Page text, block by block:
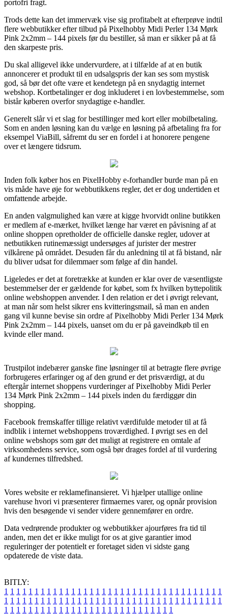
portofri fragt.
Trods dette kan det immervæk vise sig profitabelt at efterprøve indtil
flere webbutikker efter tilbud på Pixelhobby Midi Perler 134 Mørk
Pink 2x2mm – 144 pixels før du bestiller, så man er sikker på at få
den skarpeste pris.
Du skal alligevel ikke undervurdere, at i tilfælde af at en butik
annoncerer et produkt til en udsalgspris der kan ses som mystisk
god, så bør det ofte være et kendetegn på en snydagtig internet
webshop. Kortbetalinger er dog inkluderet i en lovbestemmelse, som
bistår køberen overfor snydagtige e-handler.
Generelt slår vi et slag for bestillinger med kort eller mobilbetaling.
Som en anden løsning kan du vælge en løsning på afbetaling fra for
eksempel ViaBill, såfremt du ser en fordel i at honorere pengene
over et længere tidsrum.
Inden folk køber hos en PixelHobby e-forhandler burde man på en
vis måde have øje for webbutikkens regler, det er dog undertiden et
omfattende arbejde.
En anden valgmulighed kan være at kigge hvorvidt online butikken
er medlem af e-mærket, hvilket længe har været en påvisning af at
online shoppen opretholder de officielle danske regler, udover at
netbutikken rutinemæssigt undersøges af jurister der mestrer
vilkårene på området. Desuden får du anledning til at få bistand, når
du bliver udsat for dilemmaer som følge af din handel.
Ligeledes er det at foretrække at kunden er klar over de væsentligste
bestemmelser der er gældende for købet, som fx hvilken byttepolitik
online webshoppen anvender. I den relation er det i øvrigt relevant,
at man når som helst sikrer ens kvitteringsmail, så man en anden
gang vil kunne bevise sin ordre af Pixelhobby Midi Perler 134 Mørk
Pink 2x2mm – 144 pixels, uanset om du er på gaveindkøb til en
kvinde eller mand.
Trustpilot indebærer ganske fine løsninger til at betragte flere øvrige
forbrugeres erfaringer og af den grund er det prisværdigt, at du
eftergår internet shoppens vurderinger af Pixelhobby Midi Perler
134 Mørk Pink 2x2mm – 144 pixels inden du færdiggør din
shopping.
Facebook fremskaffer tillige relativt værdifulde metoder til at få
indblik i internet webshoppens troværdighed. I øvrigt ses en del
online webshops som gør det muligt at registrere en omtale af
virksomhedens service, som også bør drages fordel af til vurdering
af kundernes tilfredshed.
Vores website er reklamefinansieret. Vi hjælper utallige online
varehuse hvori vi præsenterer firmaernes varer, og opnår provision
hvis den besøgende vi sender videre gennemfører en ordre.
Data vedrørende produkter og webbutikker ajourføres fra tid til
anden, men det er ikke muligt for os at give garantier imod
reguleringer der potentielt er foretaget siden vi sidste gang
opdaterede de viste data.
BITLY:
1 1 1 1 1 1 1 1 1 1 1 1 1 1 1 1 1 1 1 1 1 1 1 1 1 1 1 1 1 1 1 1 1 1 1 1
1 1 1 1 1 1 1 1 1 1 1 1 1 1 1 1 1 1 1 1 1 1 1 1 1 1 1 1 1 1 1 1 1 1 1 1
1 1 1 1 1 1 1 1 1 1 1 1 1 1 1 1 1 1 1 1 1 1 1 1 1 1 1 1